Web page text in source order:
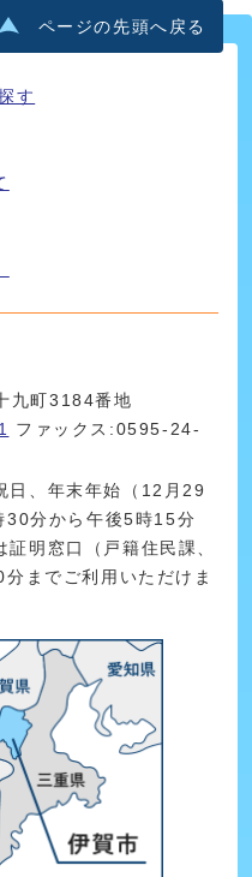
ページの先頭へ戻る
す
九町3184番地
ファックス:0595-24-
日、年末年始（12月29
30分から午後5時15分
明窓口（戸籍住民課、
までご利用いただけま